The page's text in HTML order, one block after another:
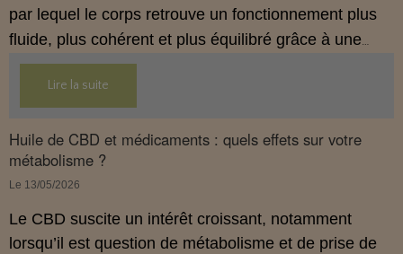
par lequel le corps retrouve un fonctionnement plus
fluide, plus cohérent et plus équilibré grâce à une
hygiène de vie adaptée.
Lire la suite
Huile de CBD et médicaments : quels effets sur votre
métabolisme ?
Le 13/05/2026
Le CBD suscite un intérêt croissant, notamment
lorsqu’il est question de métabolisme et de prise de